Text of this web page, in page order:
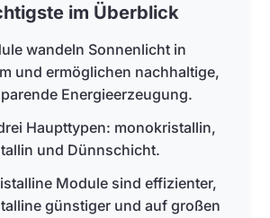
im Überblick
wandeln Sonnenlicht in
und ermöglichen nachhaltige,
Energieerzeugung.
Haupttypen: monokristallin,
und Dünnschicht.
Module sind effizienter,
günstiger und auf großen